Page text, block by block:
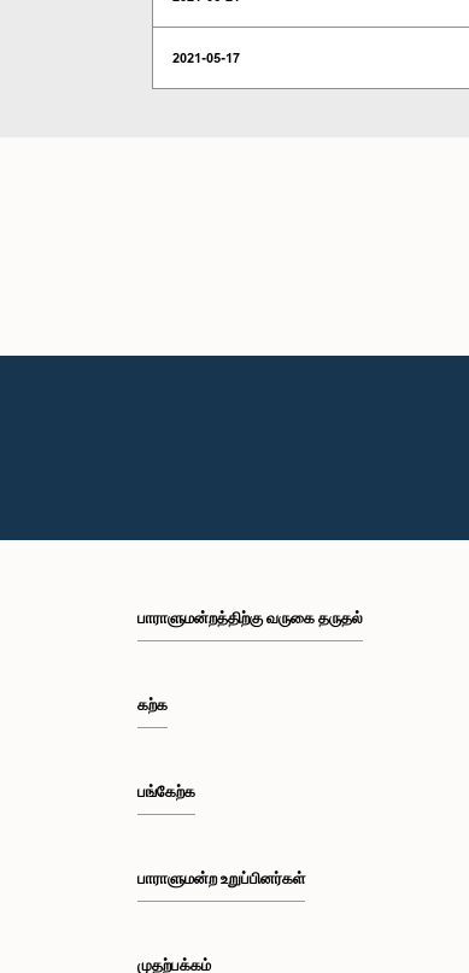
2021-05-17
பாராளுமன்றத்திற்கு வருகை தருதல்
கற்க
பங்கேற்க
பாராளுமன்ற உறுப்பினர்கள்
முதற்பக்கம்